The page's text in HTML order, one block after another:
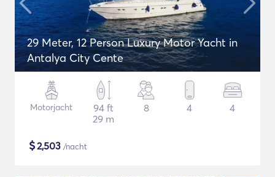
29 Meter, 12 Person Luxury Motor Yacht in
Antalya City Cente
Motorjacht
94 ft
29 m
8 4 4
$2,503 /nacht